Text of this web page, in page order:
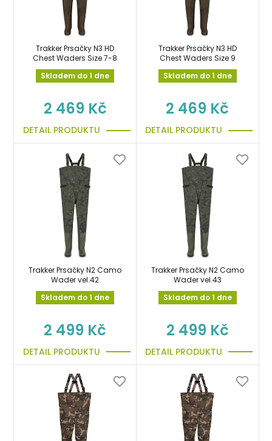
Trakker Prsačky N3 HD
Chest Waders Size 7-8
Skladem do 1 dne
2 469 Kč
DETAIL PRODUKTU
Trakker Prsačky N3 HD
Chest Waders Size 9
Skladem do 1 dne
2 469 Kč
DETAIL PRODUKTU
Trakker Prsačky N2 Camo
Wader vel.42
Skladem do 1 dne
2 499 Kč
DETAIL PRODUKTU
Trakker Prsačky N2 Camo
Wader vel.43
Skladem do 1 dne
2 499 Kč
DETAIL PRODUKTU